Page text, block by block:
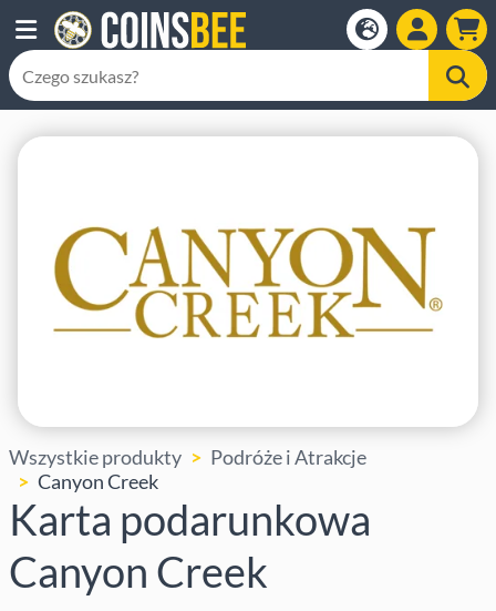
Wszystkie produkty
Podróże i Atrakcje
Canyon Creek
Karta podarunkowa
Canyon Creek